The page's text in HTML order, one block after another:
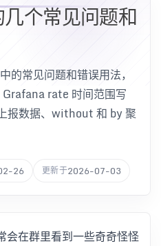
个常见问题和
的常见问题和错误用法，
rate 时间范围写
报数据、without 和 by 聚
26 更新于2026-07-03
会在群里看到一些奇奇怪怪